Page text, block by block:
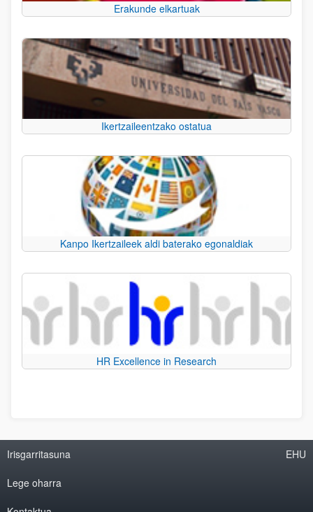
Erakunde elkartuak
Ikertzaileentzako ostatua
Kanpo Ikertzaileek aldi baterako egonaldiak
HR Excellence in Research
Irisgarritasuna
Lege oharra
EHU